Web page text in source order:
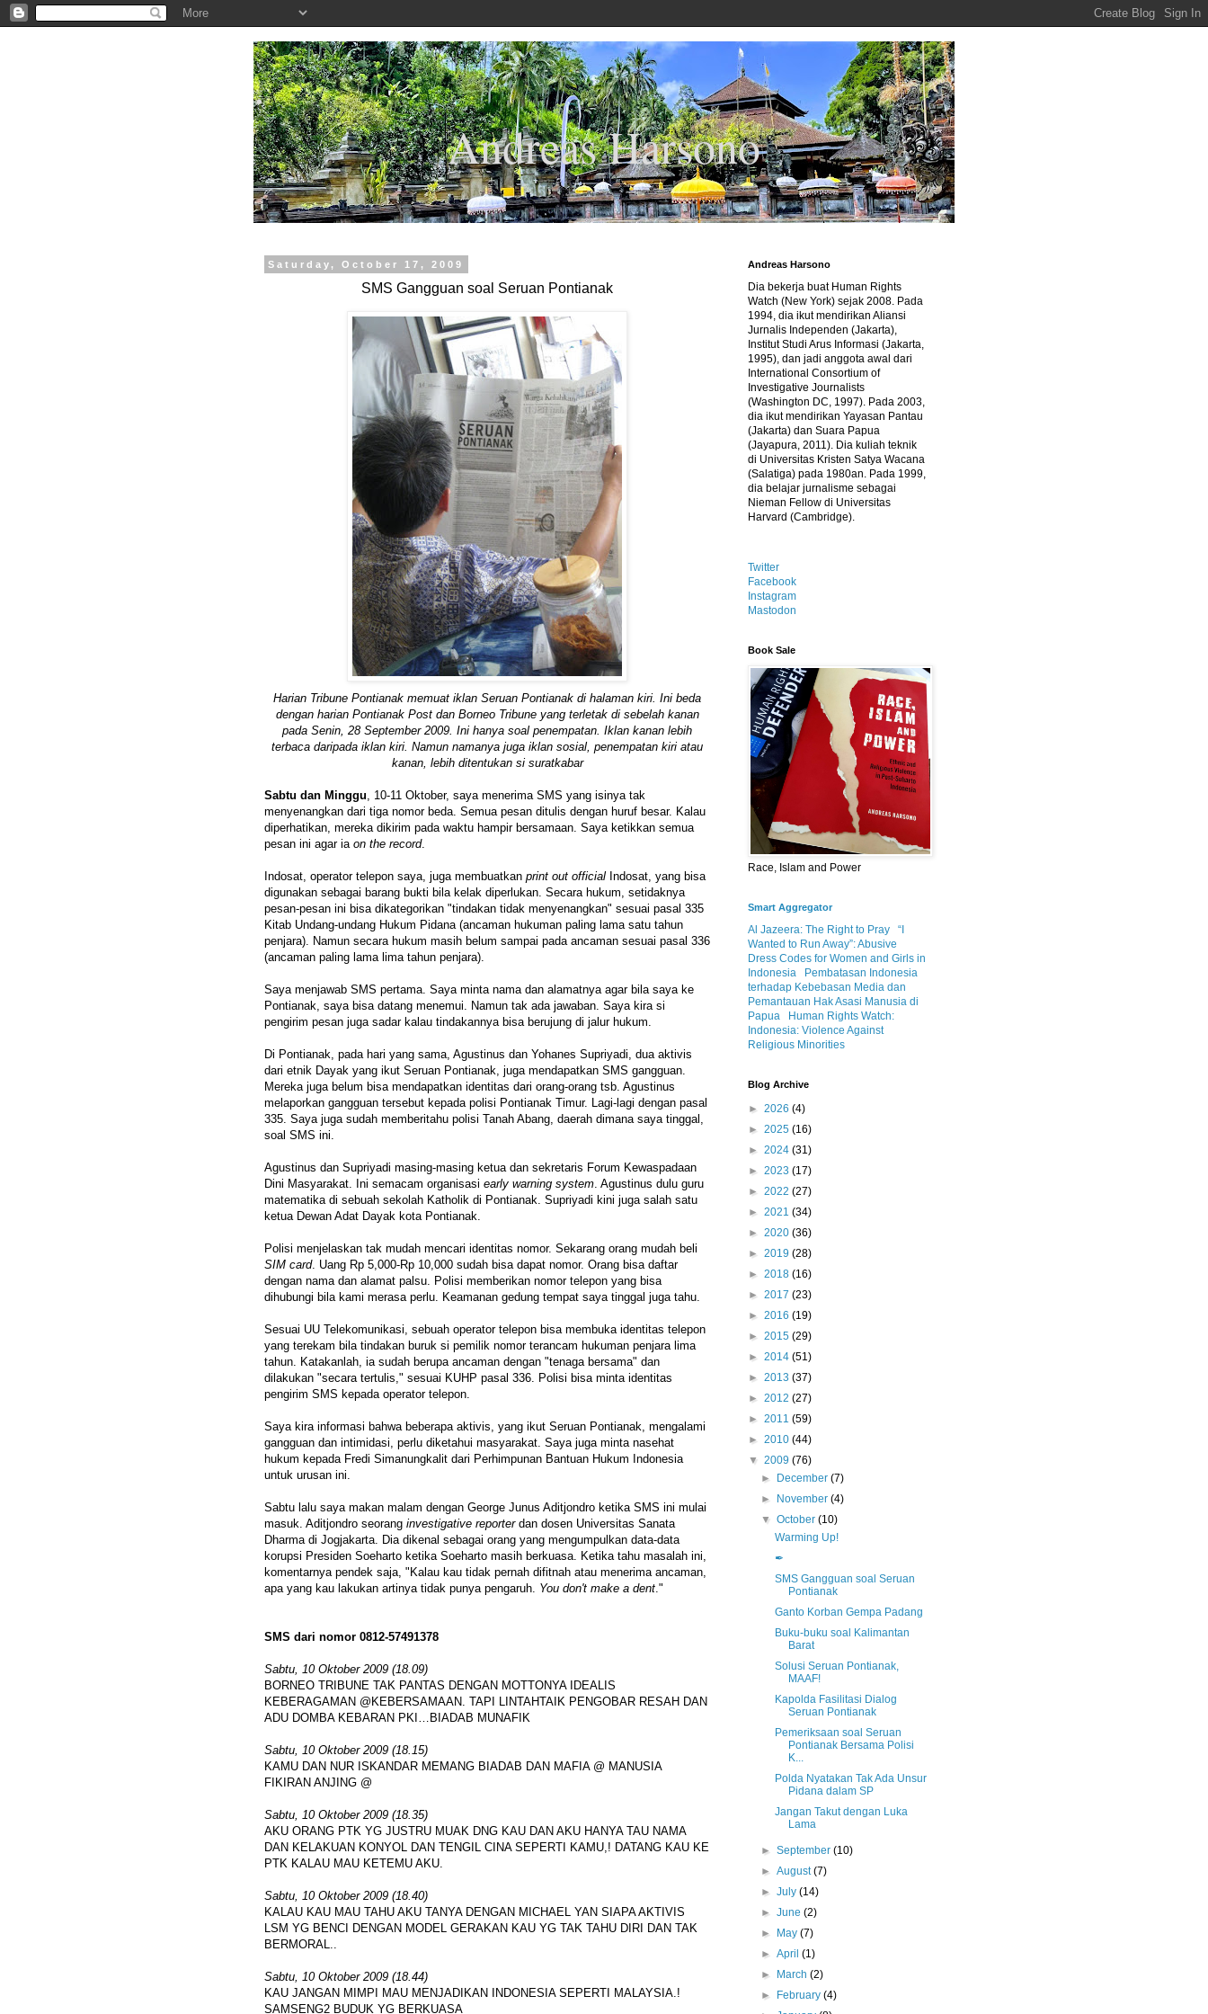
.
Andreas Harsono
Saturday, October 17, 2009
SMS Gangguan soal Seruan Pontianak
Harian Tribune Pontianak memuat iklan Seruan Pontianak di halaman kiri. Ini beda
dengan harian Pontianak Post dan Borneo Tribune yang terletak di sebelah kanan
pada Senin, 28 September 2009. Ini hanya soal penempatan. Iklan kanan lebih
terbaca daripada iklan kiri. Namun namanya juga iklan sosial, penempatan kiri atau
kanan, lebih ditentukan si suratkabar
Sabtu dan Minggu, 10-11 Oktober, saya menerima SMS yang isinya tak
menyenangkan dari tiga nomor beda. Semua pesan ditulis dengan huruf besar. Kalau
diperhatikan, mereka dikirim pada waktu hampir bersamaan. Saya ketikkan semua
pesan ini agar ia on the record.
Indosat, operator telepon saya, juga membuatkan print out official Indosat, yang bisa
digunakan sebagai barang bukti bila kelak diperlukan. Secara hukum, setidaknya
pesan-pesan ini bisa dikategorikan "tindakan tidak menyenangkan" sesuai pasal 335
Kitab Undang-undang Hukum Pidana (ancaman hukuman paling lama satu tahun
penjara). Namun secara hukum masih belum sampai pada ancaman sesuai pasal 336
(ancaman paling lama lima tahun penjara).
Saya menjawab SMS pertama. Saya minta nama dan alamatnya agar bila saya ke
Pontianak, saya bisa datang menemui. Namun tak ada jawaban. Saya kira si
pengirim pesan juga sadar kalau tindakannya bisa berujung di jalur hukum.
Di Pontianak, pada hari yang sama, Agustinus dan Yohanes Supriyadi, dua aktivis
dari etnik Dayak yang ikut Seruan Pontianak, juga mendapatkan SMS gangguan.
Mereka juga belum bisa mendapatkan identitas dari orang-orang tsb. Agustinus
melaporkan gangguan tersebut kepada polisi Pontianak Timur. Lagi-lagi dengan pasal
335. Saya juga sudah memberitahu polisi Tanah Abang, daerah dimana saya tinggal,
soal SMS ini.
Agustinus dan Supriyadi masing-masing ketua dan sekretaris Forum Kewaspadaan
Dini Masyarakat. Ini semacam organisasi early warning system. Agustinus dulu guru
matematika di sebuah sekolah Katholik di Pontianak. Supriyadi kini juga salah satu
ketua Dewan Adat Dayak kota Pontianak.
Polisi menjelaskan tak mudah mencari identitas nomor. Sekarang orang mudah beli
SIM card. Uang Rp 5,000-Rp 10,000 sudah bisa dapat nomor. Orang bisa daftar
dengan nama dan alamat palsu. Polisi memberikan nomor telepon yang bisa
dihubungi bila kami merasa perlu. Keamanan gedung tempat saya tinggal juga tahu.
Sesuai UU Telekomunikasi, sebuah operator telepon bisa membuka identitas telepon
yang terekam bila tindakan buruk si pemilik nomor terancam hukuman penjara lima
tahun. Katakanlah, ia sudah berupa ancaman dengan "tenaga bersama" dan
dilakukan "secara tertulis," sesuai KUHP pasal 336. Polisi bisa minta identitas
pengirim SMS kepada operator telepon.
Saya kira informasi bahwa beberapa aktivis, yang ikut Seruan Pontianak, mengalami
gangguan dan intimidasi, perlu diketahui masyarakat. Saya juga minta nasehat
hukum kepada Fredi Simanungkalit dari Perhimpunan Bantuan Hukum Indonesia
untuk urusan ini.
Sabtu lalu saya makan malam dengan George Junus Aditjondro ketika SMS ini mulai
masuk. Aditjondro seorang investigative reporterdan dosen Universitas Sanata
Dharma di Jogjakarta. Dia dikenal sebagai orang yang mengumpulkan data-data
korupsi Presiden Soeharto ketika Soeharto masih berkuasa. Ketika tahu masalah ini,
komentarnya pendek saja, "Kalau kau tidak pernah difitnah atau menerima ancaman,
apa yang kau lakukan artinya tidak punya pengaruh. You don't make a dent."
SMS dari nomor 0812-57491378
Sabtu, 10 Oktober 2009 (18.09)
BORNEO TRIBUNE TAK PANTAS DENGAN MOTTONYA IDEALIS
KEBERAGAMAN @KEBERSAMAAN. TAPI LINTAHTAIK PENGOBAR RESAH DAN
ADU DOMBA KEBARAN PKI…BIADAB MUNAFIK
Sabtu, 10 Oktober 2009 (18.15)
KAMU DAN NUR ISKANDAR MEMANG BIADAB DAN MAFIA @ MANUSIA
FIKIRAN ANJING @
Sabtu, 10 Oktober 2009 (18.35)
AKU ORANG PTK YG JUSTRU MUAK DNG KAU DAN AKU HANYA TAU NAMA
DAN KELAKUAN KONYOL DAN TENGIL CINA SEPERTI KAMU,! DATANG KAU KE
PTK KALAU MAU KETEMU AKU.
Sabtu, 10 Oktober 2009 (18.40)
KALAU KAU MAU TAHU AKU TANYA DENGAN MICHAEL YAN SIAPA AKTIVIS
LSM YG BENCI DENGAN MODEL GERAKAN KAU YG TAK TAHU DIRI DAN TAK
BERMORAL..
Sabtu, 10 Oktober 2009 (18.44)
KAU JANGAN MIMPI MAU MENJADIKAN INDONESIA SEPERTI MALAYSIA.!
SAMSENG2 BUDUK YG BERKUASA
Andreas Harsono
Dia bekerja buat Human Rights
Watch (New York) sejak 2008. Pada
1994, dia ikut mendirikan Aliansi
Jurnalis Independen (Jakarta),
Institut Studi Arus Informasi (Jakarta,
1995), dan jadi anggota awal dari
International Consortium of
Investigative Journalists
(Washington DC, 1997). Pada 2003,
dia ikut mendirikan Yayasan Pantau
(Jakarta) dan Suara Papua
(Jayapura, 2011). Dia kuliah teknik
di Universitas Kristen Satya Wacana
(Salatiga) pada 1980an. Pada 1999,
dia belajar jurnalisme sebagai
Nieman Fellow di Universitas
Harvard (Cambridge).
Twitter
Facebook
Instagram
Mastodon
Book Sale
Race, Islam and Power
Smart Aggregator
Al Jazeera: The Right to Pray
“I
Wanted to Run Away”: Abusive
Dress Codes for Women and Girls in
Indonesia
Pembatasan Indonesia
terhadap Kebebasan Media dan
Pemantauan Hak Asasi Manusia di
Papua
Human Rights Watch:
Indonesia: Violence Against
Religious Minorities
Blog Archive
► 2026 (4)
► 2025 (16)
► 2024 (31)
► 2023 (17)
► 2022 (27)
► 2021 (34)
► 2020 (36)
► 2019 (28)
► 2018 (16)
► 2017 (23)
► 2016 (19)
► 2015 (29)
► 2014 (51)
► 2013 (37)
► 2012 (27)
► 2011 (59)
► 2010 (44)
▼ 2009 (76)
►
December(7)
►
November(4)
▼October(10)
Warming Up!
✒
SMS Gangguan soal Seruan
Pontianak
Ganto Korban Gempa Padang
Buku-buku soal Kalimantan
Barat
Solusi Seruan Pontianak,
MAAF!
Kapolda Fasilitasi Dialog
Seruan Pontianak
Pemeriksaan soal Seruan
Pontianak Bersama Polisi
K...
Polda Nyatakan Tak Ada Unsur
Pidana dalam SP
Jangan Takut dengan Luka
Lama
►September(10)
►August(7)
►July(14)
►June(2)
►
May(7)
►April(1)
►
March(2)
►
February(4)